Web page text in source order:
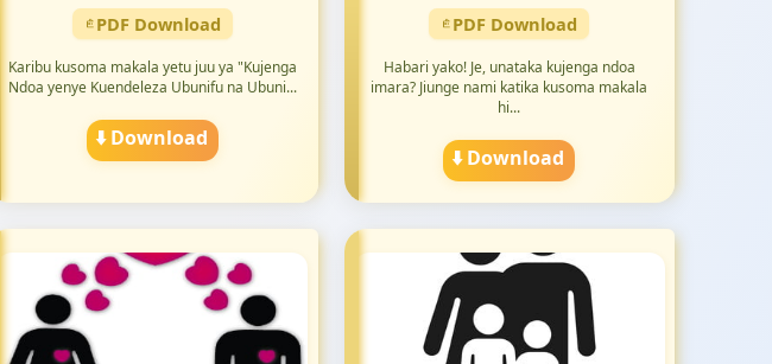
PDF Download
Karibu kusoma makala yetu juu ya "Kujenga
Ndoa yenye Kuendeleza Ubunifu na Ubuni...
⬇️ Download
PDF Download
Habari yako! Je, unataka kujenga ndoa
imara? Jiunge nami katika kusoma makala
hi...
⬇️ Download